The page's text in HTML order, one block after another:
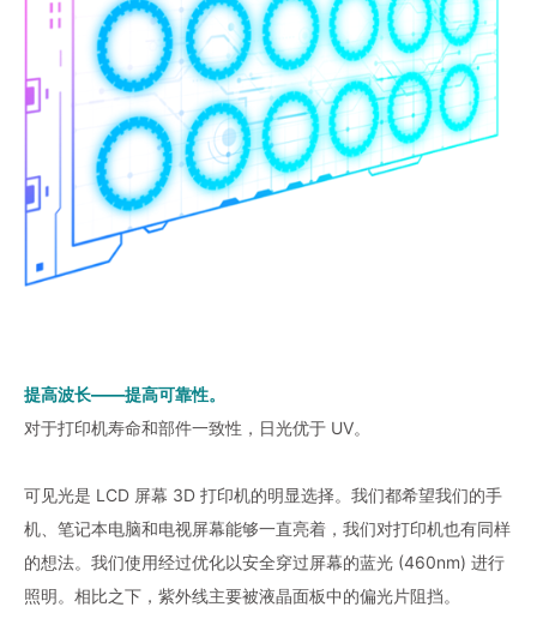
提高波长——提高可靠性。
对于打印机寿命和部件一致性，日光优于 UV。
可见光是 LCD 屏幕 3D 打印机的明显选择。我们都希望我们的手
机、笔记本电脑和电视屏幕能够一直亮着，我们对打印机也有同样
的想法。我们使用经过优化以安全穿过屏幕的蓝光 (460nm) 进行
照明。相比之下，紫外线主要被液晶面板中的偏光片阻挡。